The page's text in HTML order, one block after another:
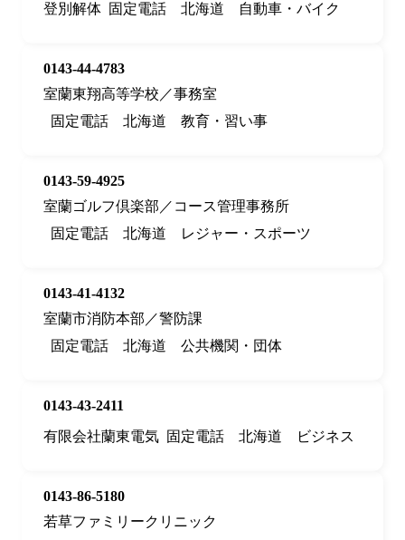
登別解体 固定電話 北海道 自動車・バイク
0143-44-4783
室蘭東翔高等学校／事務室
固定電話
北海道 教育・習い事
0143-59-4925
室蘭ゴルフ倶楽部／コース管理事務所
固定電話
北海道 レジャー・スポーツ
0143-41-4132
室蘭市消防本部／警防課
固定電話
北海道 公共機関・団体
0143-43-2411
有限会社蘭東電気 固定電話 北海道 ビジネス
0143-86-5180
若草ファミリークリニック